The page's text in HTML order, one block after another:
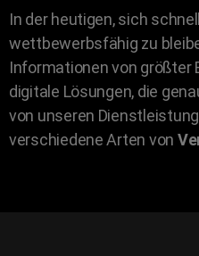
In der heutigen, sich
wettbewerbsfähig zu
Informationen von größter
digitale Lösungen, die
von unseren
verschiedene Arten von